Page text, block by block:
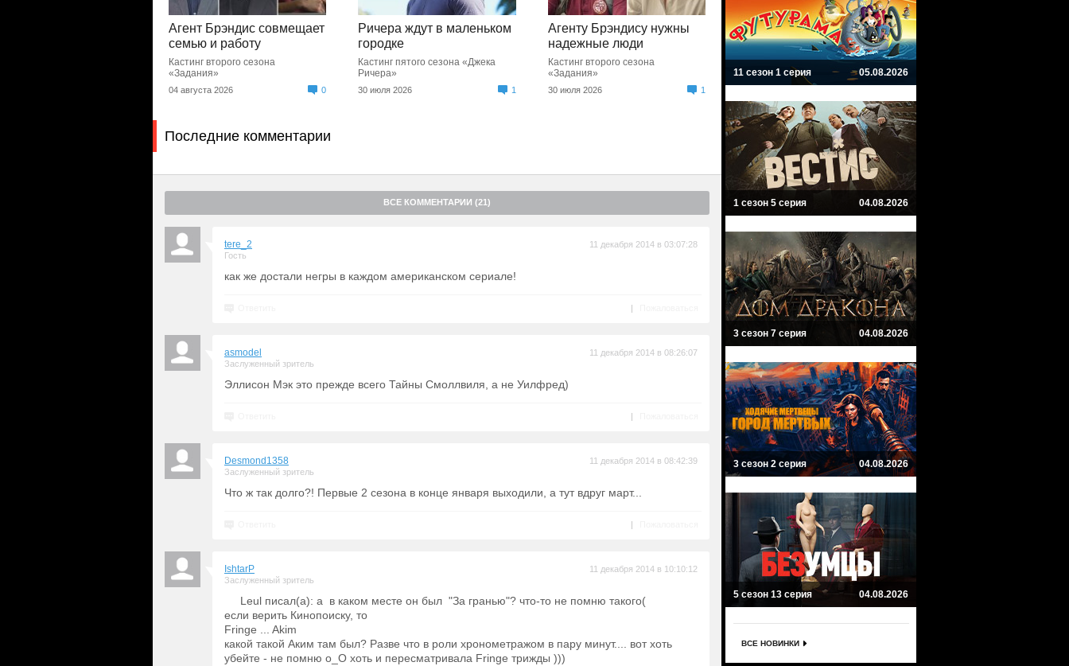
Агент Брэндис совмещает
семью и работу
Кастинг второго сезона
«Задания»
04 августа 2026 0
Ричера ждут в маленьком
городке
Кастинг пятого сезона «Джека
Ричера»
30 июля 2026 1
Агенту Брэндису нужны
надежные люди
Кастинг второго сезона
«Задания»
30 июля 2026 1
Последние комментарии
ВСЕ КОММЕНТАРИИ (21)
tere_2
Гость
11 декабря 2014 в 03:07:28
как же достали негры в каждом американском сериале!
|
asmodel
Заслуженный зритель
11 декабря 2014 в 08:26:07
Эллисон Мэк это прежде всего Тайны Смоллвиля, а не Уилфред)
|
Desmond1358
Заслуженный зритель
11 декабря 2014 в 08:42:39
Что ж так долго?! Первые 2 сезона в конце января выходили, а тут вдруг март...
|
IshtarP
Заслуженный зритель
11 декабря 2014 в 10:10:12
Leul писал(а): а в каком месте он был "За гранью"? что-то не помню такого(
если верить Кинопоиску, то
Fringe ... Akim
какой такой Аким там был? Разве что в роли хронометражом в пару минут.... вот хоть
убейте - не помню о_О хоть и пересматривала Fringe трижды )))
11 сезон 1 серия 05.08.2026
1 сезон 5 серия 04.08.2026
3 сезон 7 серия 04.08.2026
3 сезон 2 серия 04.08.2026
5 сезон 13 серия 04.08.2026
ВСЕ НОВИНКИ